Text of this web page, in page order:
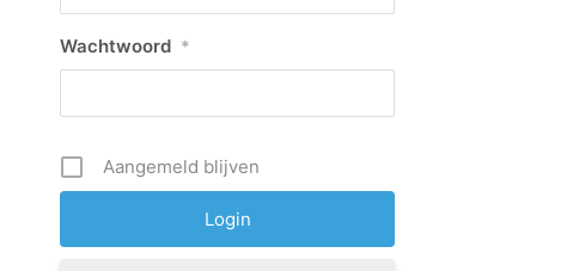
Wachtwoord *
Aangemeld blijven